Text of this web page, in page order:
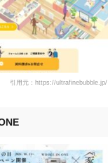
引用元：https://ultrafinebubble.jp/